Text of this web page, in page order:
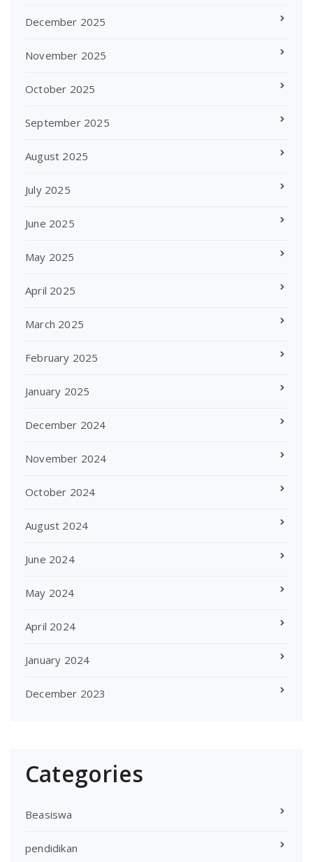
December 2025
November 2025
October 2025
September 2025
August 2025
July 2025
June 2025
May 2025
April 2025
March 2025
February 2025
January 2025
December 2024
November 2024
October 2024
August 2024
June 2024
May 2024
April 2024
January 2024
December 2023
Categories
Beasiswa
pendidikan